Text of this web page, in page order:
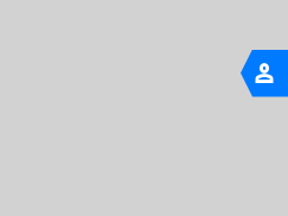
person